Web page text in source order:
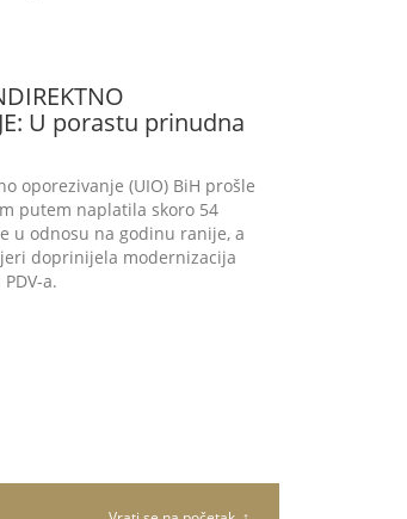
U porastu prinudna
oporezivanje (UIO) BiH prošle
putem naplatila skoro 54
u odnosu na godinu ranije, a
doprinijela modernizacija
a.